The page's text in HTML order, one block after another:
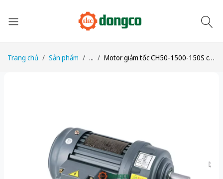
Trang chủ Sản phẩm ... Motor giảm tốc CH50-1500-150S công suất 2HP (1,5kW) tỉ số truyền 1/150